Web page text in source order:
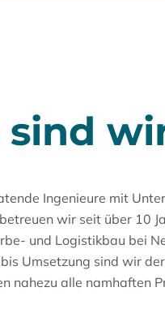
sind
Ingenieure mit
wir seit über 10
und Logistikbau bei
Umsetzung sind wir
nahezu alle namhaften